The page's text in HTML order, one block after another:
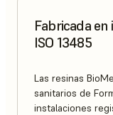
Fabricada
ISO 13485
Las resinas
sanitarios de
instalaciones